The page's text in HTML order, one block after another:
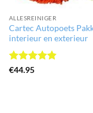
ALLESREINIGER
Cartec Autopoets
interieur en exterieur
Gewaardeerd
€44.95